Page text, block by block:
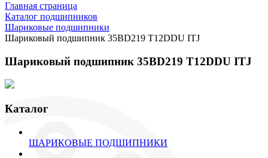
Главная страница
Каталог подшипников
Шариковые подшипники
Шариковый подшипник 35BD219 T12DDU ITJ
Шариковый подшипник 35BD219 T12DDU ITJ
Каталог
ШАРИКОВЫЕ ПОДШИПНИКИ